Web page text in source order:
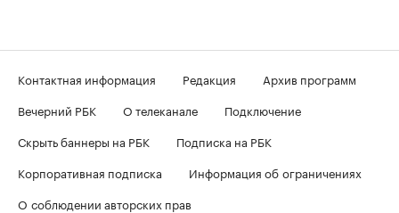
Контактная информация Редакция
Архив программ
Вечерний РБК
О телеканале
Подключение
Скрыть баннеры на РБК
Подписка на РБК
Корпоративная подписка
Информация об ограничениях
О соблюдении авторских прав